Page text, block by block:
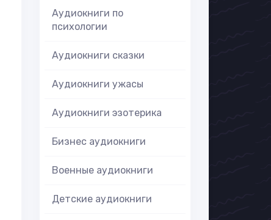
Аудиокниги по
психологии
Аудиокниги сказки
Аудиокниги ужасы
Аудиокниги эзотерика
Бизнес аудиокниги
Военные аудиокниги
Детские аудиокниги